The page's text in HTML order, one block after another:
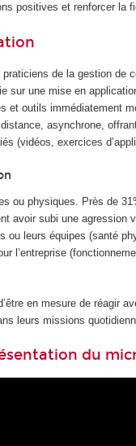
positives et renforcer la
de la gestion de
sur une mise en
et outils immédiatement
asynchrone,
(vidéos, exercices
ou physiques. Près de
avoir subi une
ou leurs équipes (santé
l’entreprise
en mesure de réagir
leurs missions
du